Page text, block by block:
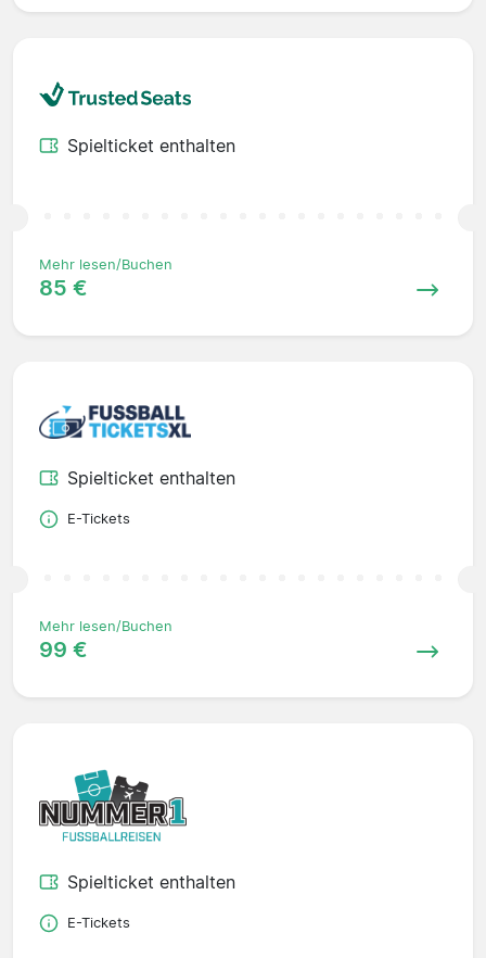
Spielticket enthalten
Mehr lesen/Buchen
85 €
Spielticket enthalten
E-Tickets
Mehr lesen/Buchen
99 €
Spielticket enthalten
E-Tickets